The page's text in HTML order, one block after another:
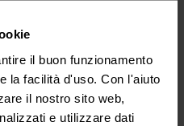
il buon funzionamento
la facilità d'uso. Con l'aiuto
il nostro sito web,
e utilizzare dati
Ascent Full-Zip
-30%